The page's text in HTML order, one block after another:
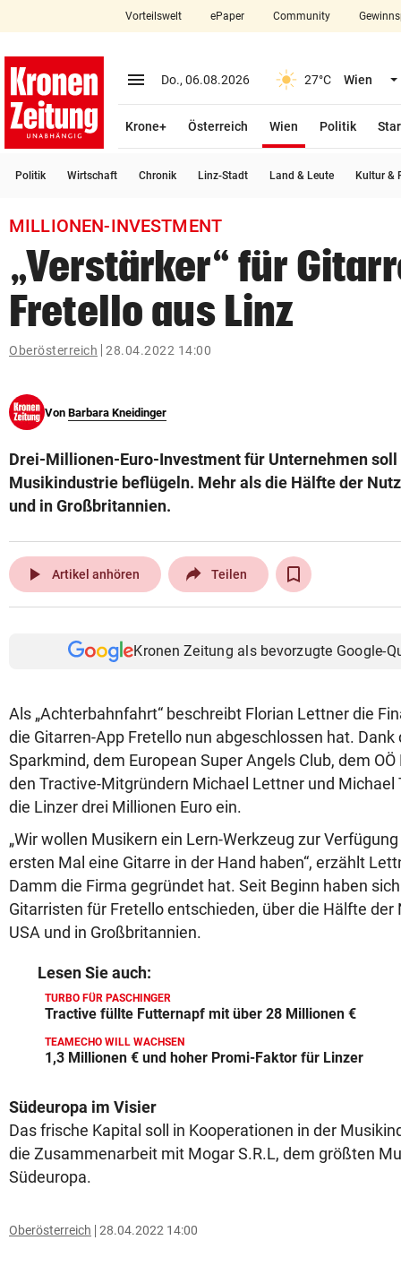
closeSchließen
account_circle Anmelden
arrow_right
bookmark
search
Suchbegriff
eingeben
© Krone Multimedia GmbH & Co KG 2026
Vorteilswelt ePaper Community
menu Menü aufklappen
Do., 06.08.2026 27°C Wien
Krone+ Österreich Wien
Politik
Politik Wirtschaft Chronik Linz-Stadt Land & Leute Kultur &
MILLIONEN-INVESTMENT
„Verstärker“ für
Fretello aus Linz
Oberösterreich 28.04.2022 14:00
Von Barbara Kneidinger
Drei-Millionen-Euro-Investment für Unternehmen
Musikindustrie beflügeln. Mehr als die Hälfte der
und in Großbritannien.
play_arrow Artikel anhören Teilen
Kronen Zeitung als bevorzugte Google-
Als „Achterbahnfahrt“ beschreibt Florian Lettner die
die Gitarren-App Fretello nun abgeschlossen hat.
Sparkmind, dem European Super Angels Club, dem
den Tractive-Mitgründern Michael Lettner und
die Linzer drei Millionen Euro ein.
„Wir wollen Musikern ein Lern-Werkzeug zur
ersten Mal eine Gitarre in der Hand haben“, erzählt
Damm die Firma gegründet hat. Seit Beginn haben
Gitarristen für Fretello entschieden, über die Hälfte der
USA und in Großbritannien.
Lesen Sie auch:
TURBO FÜR PASCHINGER
Tractive füllte Futternapf mit über 28 Millionen €
TEAMECHO WILL WACHSEN
1,3 Millionen € und hoher Promi-Faktor für Linzer
Südeuropa im Visier
Das frische Kapital soll in Kooperationen in der
die Zusammenarbeit mit Mogar S.R.L, dem größten
Südeuropa.
Oberösterreich 28.04.2022 14:00